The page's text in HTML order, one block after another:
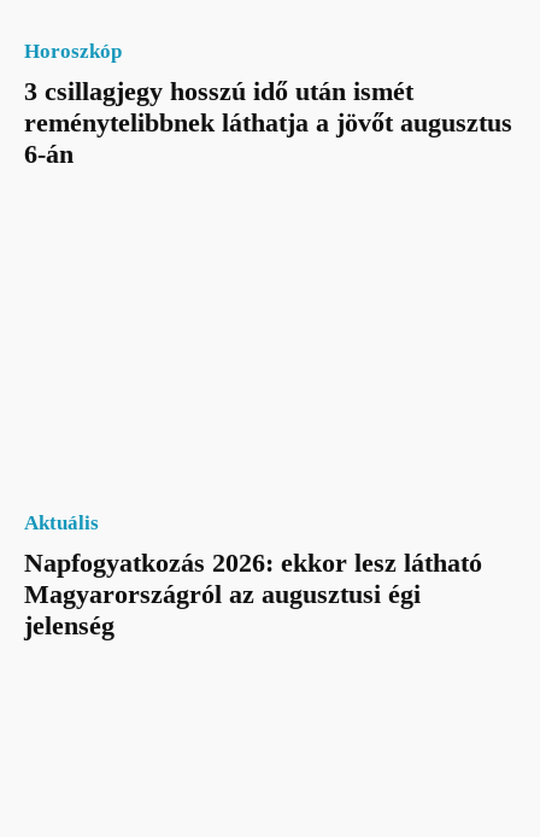
Horoszkóp
3 csillagjegy hosszú idő után ismét
reménytelibbnek láthatja a jövőt augusztus
6-án
Aktuális
Napfogyatkozás 2026: ekkor lesz látható
Magyarországról az augusztusi égi
jelenség